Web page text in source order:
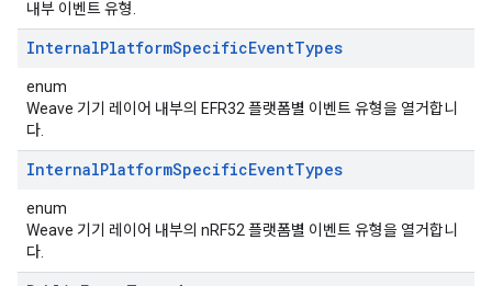
내부 이벤트 유형.
InternalPlatformSpecificEventTypes
enum
Weave 기기 레이어 내부의 EFR32 플랫폼별 이벤트 유형을 열거합니
다.
InternalPlatformSpecificEventTypes
enum
Weave 기기 레이어 내부의 nRF52 플랫폼별 이벤트 유형을 열거합니
다.